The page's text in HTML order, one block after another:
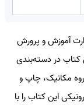
آموزش و پرورش
شده است. این کتاب در دسته‌بندی
مکانیک، چاپ و
این کتاب را با